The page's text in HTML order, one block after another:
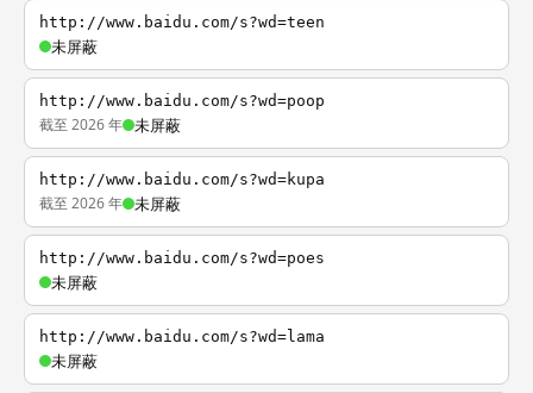
http://www.baidu.com/s?wd=teen
未屏蔽
http://www.baidu.com/s?wd=poop
截至 2026 年 未屏蔽
http://www.baidu.com/s?wd=kupa
截至 2026 年 未屏蔽
http://www.baidu.com/s?wd=poes
未屏蔽
http://www.baidu.com/s?wd=lama
未屏蔽